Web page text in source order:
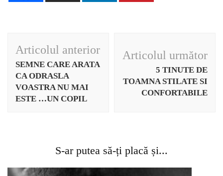
Navigare
în
articole
Articolul anterior
SEMNE CARE ARATA
CA ODRASLA
VOASTRA NU MAI
ESTE …UN COPIL
Articolul următor
5 TINUTE DE
TOAMNA STILATE SI
CONFORTABILE
S-ar putea să-ți placă și...